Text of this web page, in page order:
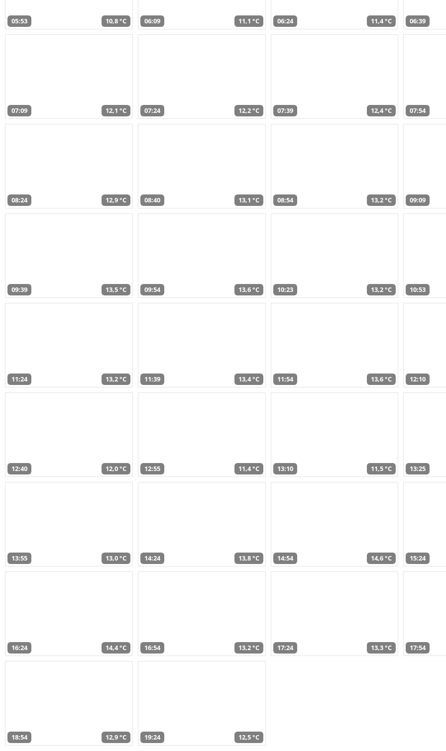
05:53 10,8 °C 06:09 11,1 °C 06:24 11,4 °C 06:39
07:09 12,1 °C 07:24 12,2 °C 07:39 12,4 °C 07:54
08:24 12,9 °C 08:40 13,1 °C 08:54 13,2 °C 09:09
09:39 13,5 °C 09:54 13,6 °C 10:23 13,2 °C 10:53
11:24 13,2 °C 11:39 13,4 °C 11:54 13,6 °C 12:10
12:40 12,0 °C 12:55 11,4 °C 13:10 11,5 °C 13:25
13:55 13,0 °C 14:24 13,8 °C 14:54 14,6 °C 15:24
16:24 14,4 °C 16:54 13,2 °C 17:24 13,3 °C 17:54
18:54 12,9 °C 19:24 12,5 °C